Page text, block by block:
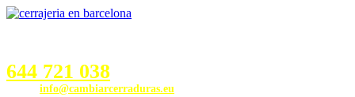
644 721 038
info@cambiarcerraduras.eu